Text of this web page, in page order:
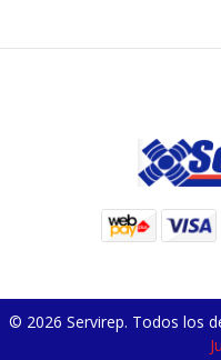
© 2026 Servirep. Todos los